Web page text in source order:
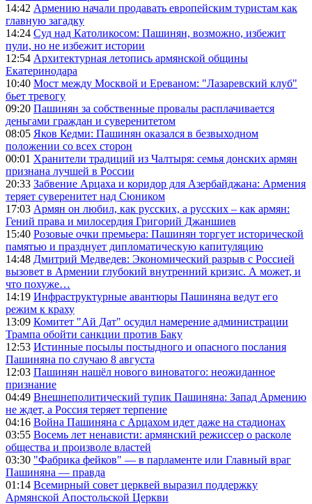
14:42 Армению начали продавать европейским туристам как
главную загадку
14:24 Суд над Католикосом: Пашинян, возможно, избежит
пули, но не избежит истории
12:54 Архитектурная летопись армянской общины
Екатеринодара
10:40 Мост между Москвой и Ереваном: "Лазаревский клуб"
бьет тревогу
09:20 Пашинян за собственные провалы расплачивается
деньгами граждан и суверенитетом
08:05 Яков Кедми: Пашинян оказался в безвыходном
положении со всех сторон
00:01 Хранители традиций из Чалтыря: семья донских армян
признана лучшей в России
20:33 Забвение Арцаха и коридор для Азербайджана: Армения
теряет суверенитет над Сюником
17:03 Армян он любил, как русских, а русских – как армян:
Гений права и милосердия Григорий Джаншиев
15:40 Розовые очки премьера: Пашинян торгует исторической
памятью и празднует дипломатическую капитуляцию
14:48 Дмитрий Медведев: Экономический разрыв с Россией
вызовет в Армении глубокий внутренний кризис. А может, и
что похуже…
14:19 Инфраструктурные авантюры Пашиняна ведут его
режим к краху
13:09 Комитет "Ай Дат" осудил намерение администрации
Трампа обойти санкции против Баку
12:53 Истинные посылы постыдного и опасного послания
Пашиняна по случаю 8 августа
12:03 Пашинян нашёл нового виноватого: неожиданное
признание
04:49 Внешнеполитический тупик Пашиняна: Запад Армению
не ждет, а Россия теряет терпение
04:16 Война Пашиняна с Арцахом идет даже на стадионах
03:55 Восемь лет ненависти: армянский режиссер о расколе
общества и произволе властей
03:30 "Фабрика фейков" — в парламенте или Главный враг
Пашиняна — правда
01:14 Всемирный совет церквей выразил поддержку
Армянской Апостольской Церкви